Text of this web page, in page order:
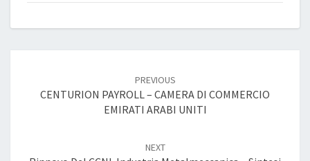
PREVIOUS
CENTURION PAYROLL – CAMERA DI COMMERCIO
EMIRATI ARABI UNITI
NEXT